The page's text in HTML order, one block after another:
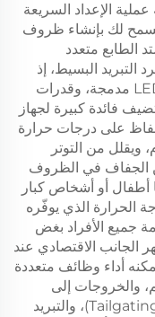
الإعداد السريعة
لك بإنشاء ظروف
الطابع متعدد
التبريد البسيط، إذ
يحتوي العديد من الموديلات على إضاءة LED مدمجة، وقدرات
فائدة كبيرة لجهاز
على درجات حرارة
ويقلل من التوتر
الجفاف في الظروف
أطفال أو أشخاص كبار
الذي يوفّره
جميع الأفراد بغض
الجانب الاقتصادي عند
أداء وظائف متعددة
والخروجات إلى
الشاطئ، وفعاليات التجمّعات الرياضية (Tailgating)، والتبريد